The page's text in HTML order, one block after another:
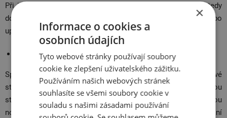
Při jízdě na motorce moc prostoru pro rozhovory není. Je tedy
dobré si předem domluvit signál k zastavení, zpomalení nebo
upozornění na problém.
Nastupování na motorku
Spolujezdec by měl vždy nastupovat až po řidiči, a to z levé
strany, resp.
. Nejprve stoupne na levou
stupačku, poté se přidrží levou rukou řidiče a přehodí pravou
nohu přes motorku na druhou stupačku. Řidič při nastupování
×
Informace o cookies a
osobních údajích
Tyto webové stránky používají soubory
cookie ke zlepšení uživatelského zážitku.
Používáním našich webových stránek
souhlasíte se všemi soubory cookie v
souladu s našimi zásadami používání